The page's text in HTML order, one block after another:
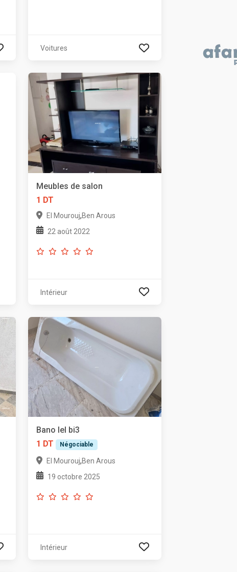
Voitures
Meubles de salon
1 DT
El Mourouj,Ben Arous
22 août 2022
Intérieur
Bano lel bi3
1 DT
Négociable
El Mourouj,Ben Arous
19 octobre 2025
Intérieur